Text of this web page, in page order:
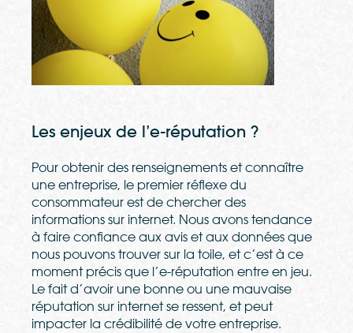
Les enjeux de l’e-réputation ?
Pour obtenir des renseignements et connaître
une entreprise, le premier réflexe du
consommateur est de chercher des
informations sur internet. Nous avons tendance
à faire confiance aux avis et aux données que
nous pouvons trouver sur la toile, et c’est à ce
moment précis que l’e-réputation entre en jeu.
Le fait d’avoir une bonne ou une mauvaise
réputation sur internet se ressent, et peut
impacter la crédibilité de votre entreprise.